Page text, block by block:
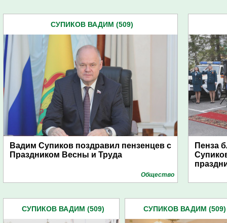
СУПИКОВ ВАДИМ (509)
Вадим Супиков поздравил пензенцев с
Праздником Весны и Труда
Общество
Пенза
СУПИКОВ ВАДИМ (509) СУПИКОВ ВАДИМ (509)